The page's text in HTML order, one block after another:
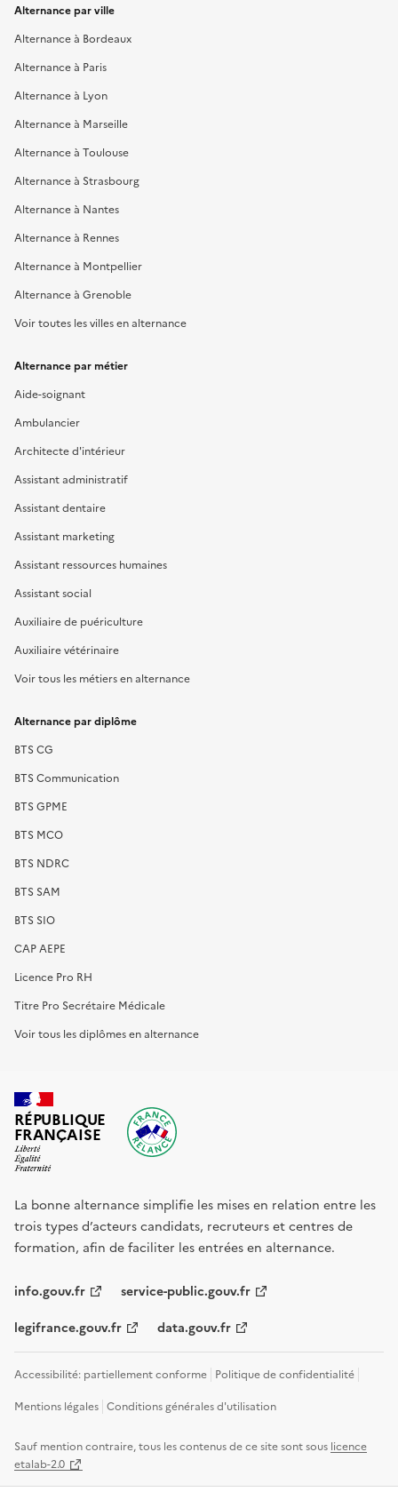
Alternance par ville
Alternance à Bordeaux
Alternance à Paris
Alternance à Lyon
Alternance à Marseille
Alternance à Toulouse
Alternance à Strasbourg
Alternance à Nantes
Alternance à Rennes
Alternance à Montpellier
Alternance à Grenoble
Voir toutes les villes en alternance
Alternance par métier
Aide-soignant
Ambulancier
Architecte d'intérieur
Assistant administratif
Assistant dentaire
Assistant marketing
Assistant ressources humaines
Assistant social
Auxiliaire de puériculture
Auxiliaire vétérinaire
Voir tous les métiers en alternance
Alternance par diplôme
BTS CG
BTS Communication
BTS GPME
BTS MCO
BTS NDRC
BTS SAM
BTS SIO
CAP AEPE
Licence Pro RH
Titre Pro Secrétaire Médicale
Voir tous les diplômes en alternance
RÉPUBLIQUE
FRANÇAISE
La bonne alternance simplifie les mises en relation entre les
trois types d’acteurs candidats, recruteurs et centres de
formation, afin de faciliter les entrées en alternance.
info.gouv.fr service-public.gouv.fr
legifrance.gouv.fr data.gouv.fr
Accessibilité: partiellement conforme Politique de confidentialité
Mentions légales Conditions générales d'utilisation
Sauf mention contraire, tous les contenus de ce site sont sous licence
etalab-2.0